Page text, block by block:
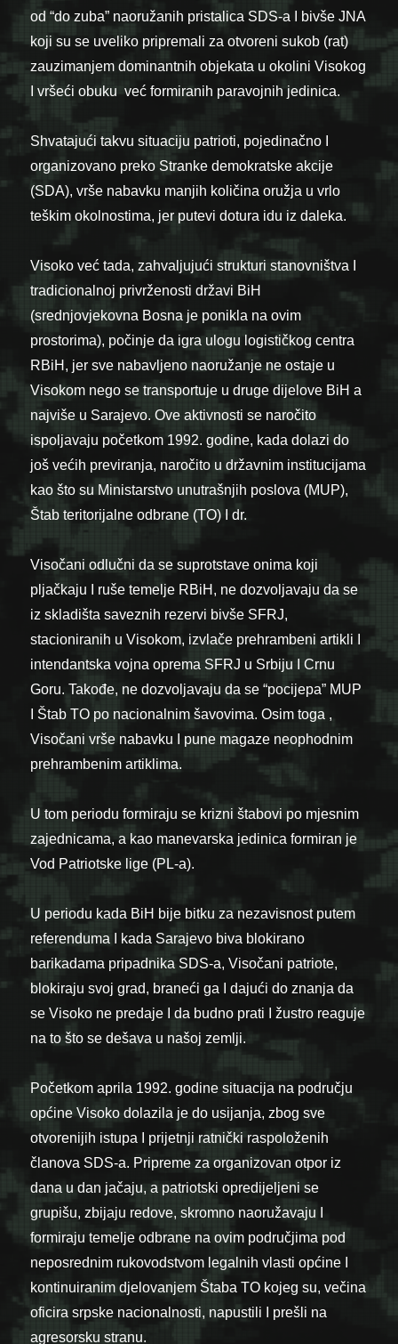
od “do zuba” naoružanih pristalica SDS-a I bivše JNA
koji su se uveliko pripremali za otvoreni sukob (rat)
zauzimanjem dominantnih objekata u okolini Visokog
I vršeći obuku već formiranih paravojnih jedinica.
Shvatajući takvu situaciju patrioti, pojedinačno I
organizovano preko Stranke demokratske akcije
(SDA), vrše nabavku manjih količina oružja u vrlo
teškim okolnostima, jer putevi dotura idu iz daleka.
Visoko već tada, zahvaljujući strukturi stanovništva I
tradicionalnoj privrženosti državi BiH
(srednjovjekovna Bosna je ponikla na ovim
prostorima), počinje da igra ulogu logističkog centra
RBiH, jer sve nabavljeno naoružanje ne ostaje u
Visokom nego se transportuje u druge dijelove BiH a
najviše u Sarajevo. Ove aktivnosti se naročito
ispoljavaju početkom 1992. godine, kada dolazi do
još većih previranja, naročito u državnim institucijama
kao što su Ministarstvo unutrašnjih poslova (MUP),
Štab teritorijalne odbrane (TO) I dr.
Visočani odlučni da se suprotstave onima koji
pljačkaju I ruše temelje RBiH, ne dozvoljavaju da se
iz skladišta saveznih rezervi bivše SFRJ,
stacioniranih u Visokom, izvlače prehrambeni artikli I
intendantska vojna oprema SFRJ u Srbiju I Crnu
Goru. Takođe, ne dozvoljavaju da se “pocijepa” MUP
I Štab TO po nacionalnim šavovima. Osim toga ,
Visočani vrše nabavku I pune magaze neophodnim
prehrambenim artiklima.
U tom periodu formiraju se krizni štabovi po mjesnim
zajednicama, a kao manevarska jedinica formiran je
Vod Patriotske lige (PL-a).
U periodu kada BiH bije bitku za nezavisnost putem
referenduma I kada Sarajevo biva blokirano
barikadama pripadnika SDS-a, Visočani patriote,
blokiraju svoj grad, braneći ga I dajući do znanja da
se Visoko ne predaje I da budno prati I žustro reaguje
na to što se dešava u našoj zemlji.
Početkom aprila 1992. godine situacija na području
općine Visoko dolazila je do usijanja, zbog sve
otvorenijih istupa I prijetnji ratnički raspoloženih
članova SDS-a. Pripreme za organizovan otpor iz
dana u dan jačaju, a patriotski opredijeljeni se
grupišu, zbijaju redove, skromno naoružavaju I
formiraju temelje odbrane na ovim područjima pod
neposrednim rukovodstvom legalnih vlasti općine I
kontinuiranim djelovanjem Štaba TO kojeg su, večina
oficira srpske nacionalnosti, napustili I prešli na
agresorsku stranu.